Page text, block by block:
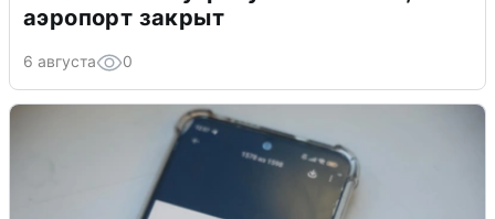
аэропорт закрыт
6 августа 0